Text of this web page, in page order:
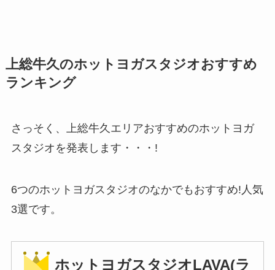
上総牛久のホットヨガスタジオおすすめ
ランキング
さっそく、上総牛久エリアおすすめのホットヨガ
スタジオを発表します・・・!
6つのホットヨガスタジオのなかでもおすすめ!人気
3選です。
ホットヨガスタジオLAVA(ラ